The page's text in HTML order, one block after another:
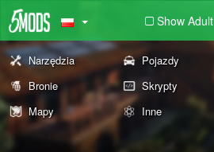
Show Adult
Narzędzia Pojazdy
Bronie
Skrypty
Mapy
Inne